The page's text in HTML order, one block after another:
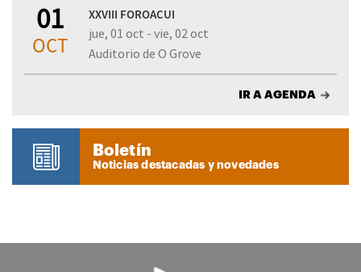
01
OCT
XXVIII FOROACUI
jue, 01 oct - vie, 02 oct
Auditorio de O Grove
IR A AGENDA
Boletín
Noticias destacadas y novedades